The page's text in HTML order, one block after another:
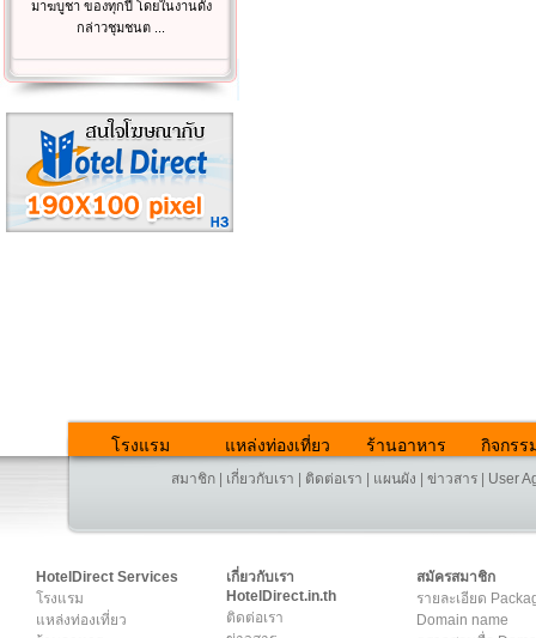
มาฆบูชา ของทุกปี โดยในงานดัง
กล่าวชุมชนต ...
โรงแรม แหล่งท่องเที่ยว ร้านอาหาร กิจกรร
สมาชิก เกี่ยวกับเรา ติดต่อเรา แผนผัง ข่าวสาร User
HotelDirect Services
โรงแรม
แหล่งท่องเที่ยว
เกี่ยวกับเรา
HotelDirect.in.th
ติดต่อเรา
สมัครสมาชิก
รายละเอียด
Domain name